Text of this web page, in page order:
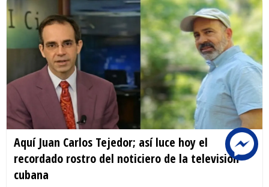
Aquí Juan Carlos Tejedor; así luce hoy el
recordado rostro del noticiero de la televisión
cubana